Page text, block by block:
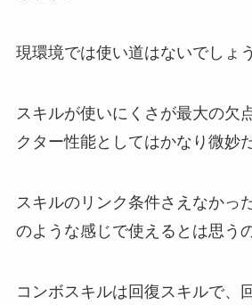
現環境では使い道はないでしょう
スキルが使いにくさが最大の欠
クター性能としてはかなり微妙
スキルのリンク条件さえなかっ
のような感じで使えるとは思
コンボスキルは回復スキルで、